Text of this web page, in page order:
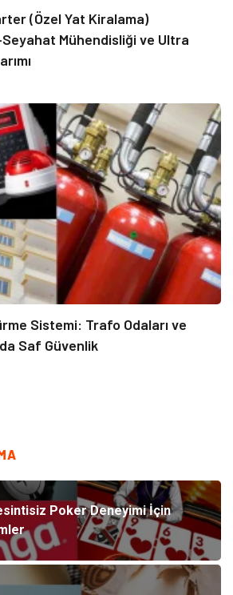
(Özel Yat Kiralama)
Mühendisliği ve Ultra
Sistemi: Trafo Odaları ve
Saf Güvenlik
Poker Deneyimi İçin